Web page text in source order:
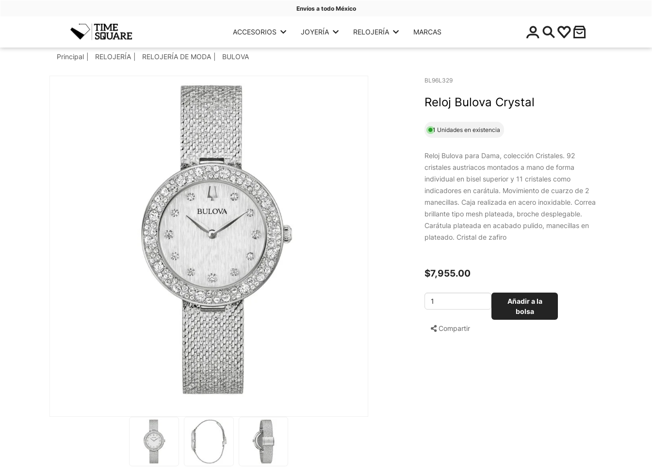
Envíos a todo México
Timesquare ACCESORIOS JOYERÍA RELOJERÍA MARCAS
$
0
.
Principal RELOJERÍA RELOJERÍA DE MODA BULOVA
BL96L329
Reloj Bulova Crystal
1 Unidades en existencia
Reloj Bulova para Dama, colección Cristales. 92
cristales austriacos montados a mano de forma
individual en bisel superior y 11 cristales como
indicadores en carátula. Movimiento de cuarzo de 2
manecillas. Caja realizada en acero inoxidable. Correa
brillante tipo mesh plateada, broche desplegable.
Carátula plateada en acabado pulido, manecillas en
plateado. Cristal de zafiro
$7,955.00
Añadir a la
bolsa
Compartir